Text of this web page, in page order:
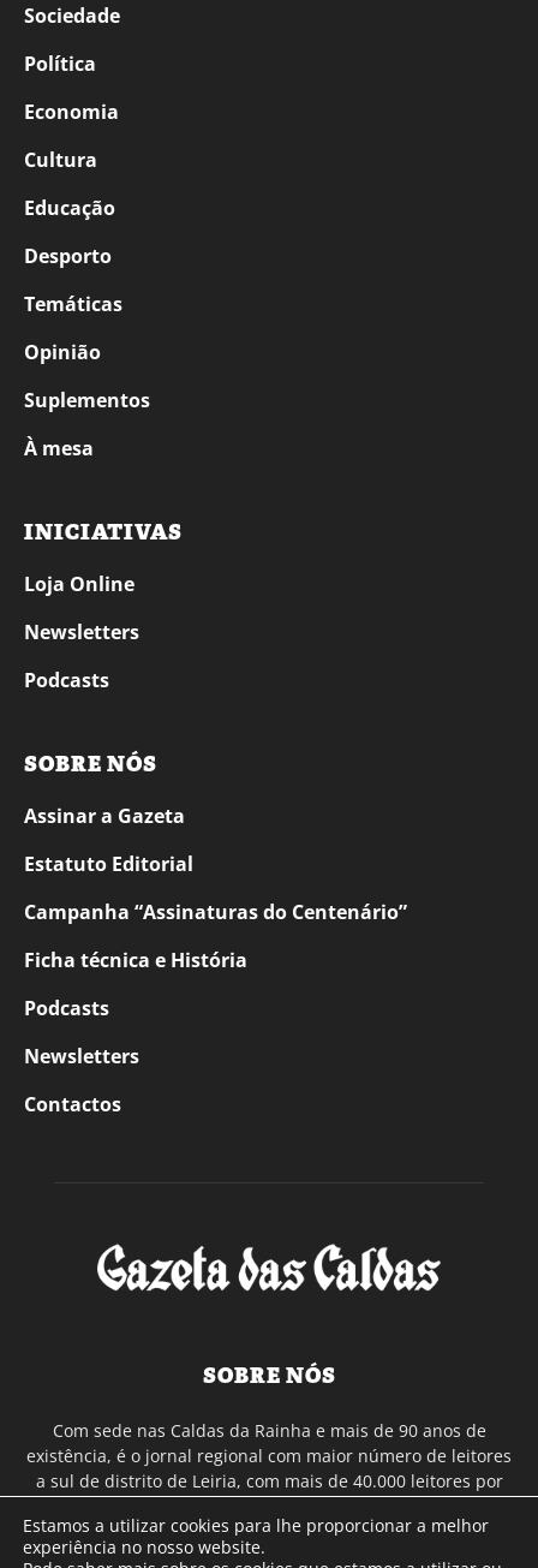
Sociedade
Política
Economia
Cultura
Educação
Desporto
Temáticas
Opinião
Suplementos
À mesa
INICIATIVAS
Loja Online
Newsletters
Podcasts
SOBRE NÓS
Assinar a Gazeta
Estatuto Editorial
Campanha “Assinaturas do Centenário”
Ficha técnica e História
Podcasts
Newsletters
Contactos
SOBRE NÓS
Com sede nas Caldas da Rainha e mais de 90 anos de
existência, é o jornal regional com maior número de leitores
a sul de distrito de Leiria, com mais de 40.000 leitores por
Continental e assinatura online.
Estamos a utilizar cookies para lhe proporcionar a melhor
experiência no nosso website.